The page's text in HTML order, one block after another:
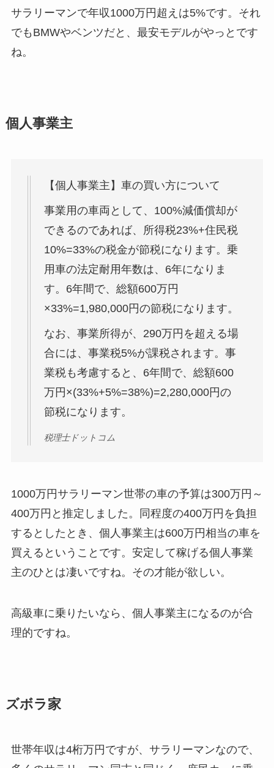
サラリーマンで年収1000万円超えは5%です。それ
でも BMWやベンツだと、最安モデルがやっと です
ね。
個人事業主
【個人事業主】車の買い方について
事業用の車両として、100%減価償却が
できるのであれば、所得税23%+住民税
10%=33%の税金が節税になります。乗
用車の法定耐用年数は、6年になりま
す。6年間で、総額600万円
×33%=1,980,000円の節税になります。
なお、事業所得が、290万円を超える場
合には、事業税5%が課税されます。事
業税も考慮すると、6年間で、総額600
万円×(33%+5%=38%)=2,280,000円の
節税になります。
税理士ドットコム
1000万円サラリーマン世帯の車の予算は300万円～
400万円と推定しました。
同程度の400万円を負担
するとしたとき、個人事業主は600万円相当の車を
買える ということです。安定して稼げる個人事業
主のひとは凄いですね。その才能が欲しい。
高級車に乗りたいなら、個人事業主になるのが合
理的ですね。
ズボラ家
世帯年収は4桁万円ですが、サラリーマンなので、